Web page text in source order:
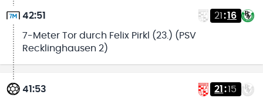
42:51 21 :16
7-Meter Tor durch Felix Pirkl (23.) (PSV
Recklinghausen 2)
41:53 21 :15